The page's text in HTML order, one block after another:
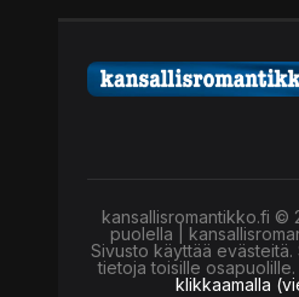
kansallisromantikko.fi ©
puolella |
Sivusto käyttää
tietoja toisille osapuolille.
klikkaamalla